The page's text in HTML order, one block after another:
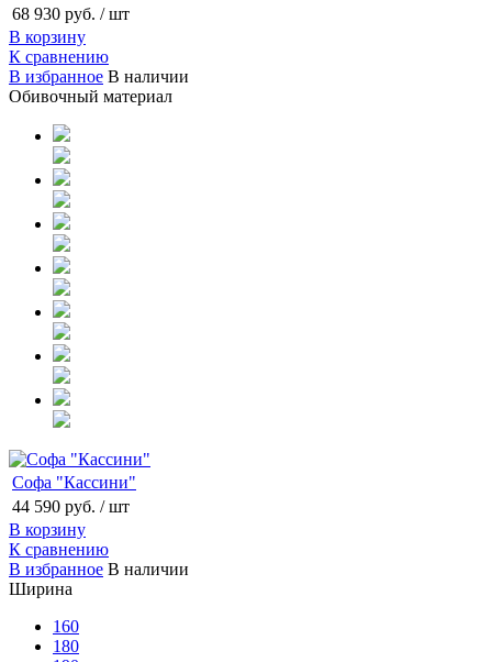
68 930 руб. / шт
В корзину
К сравнению
В избранное В наличии
Обивочный материал
Софа "Кассини"
44 590 руб. / шт
В корзину
К сравнению
В избранное В наличии
Ширина
160
180